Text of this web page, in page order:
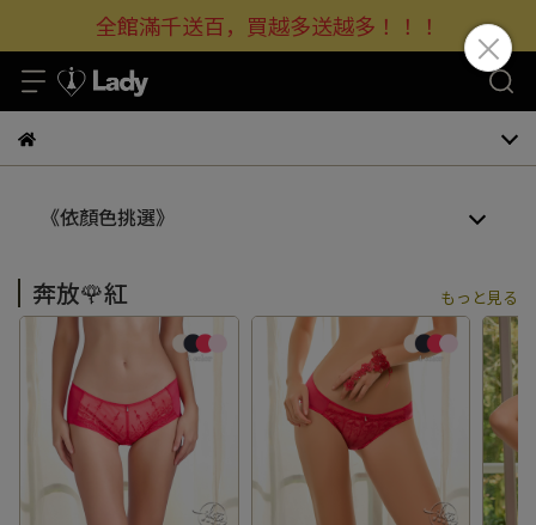
全館滿千送百，買越多送越多！！！
《依顏色挑選》
奔放🌹紅 もっと見る